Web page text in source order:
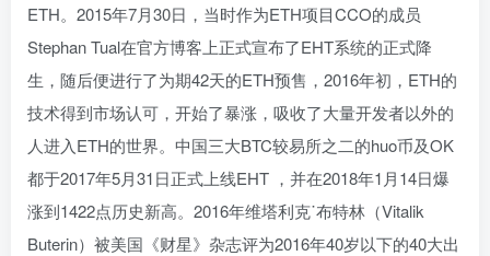
ETH。2015年7月30日，当时作为ETH项目CCO的成员
Stephan Tual在官方博客上正式宣布了EHT系统的正式降
生，随后便进行了为期42天的ETH预售，2016年初，ETH的
技术得到市场认可，开始了暴涨，吸收了大量开发者以外的
人进入ETH的世界。中国三大BTC较易所之二的huo币及OK
都于2017年5月31日正式上线EHT ，并在2018年1月14日爆
涨到1422点历史新高。2016年维塔利克˙布特林（Vitalik
Buterin）被美国《财星》杂志评为2016年40岁以下的40大出